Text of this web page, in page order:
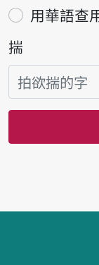
用華語查
揣